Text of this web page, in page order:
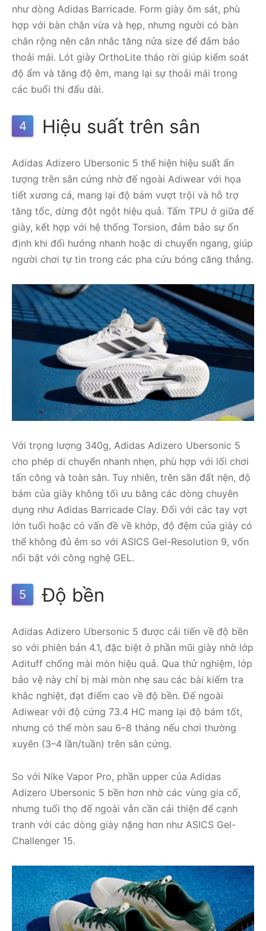
như dòng Adidas Barricade. Form giày ôm sát, phù
hợp với bàn chân vừa và hẹp, nhưng người có bàn
chân rộng nên cân nhắc tăng nửa size để đảm bảo
thoải mái. Lót giày OrthoLite tháo rời giúp kiểm soát
độ ẩm và tăng độ êm, mang lại sự thoải mái trong
các buổi thi đấu dài.
4 Hiệu suất trên sân
Adidas Adizero Ubersonic 5 thể hiện hiệu suất ấn
tượng trên sân cứng nhờ đế ngoài Adiwear với họa
tiết xương cá, mang lại độ bám vượt trội và hỗ trợ
tăng tốc, dừng đột ngột hiệu quả. Tấm TPU ở giữa đế
giày, kết hợp với hệ thống Torsion, đảm bảo sự ổn
định khi đổi hướng nhanh hoặc di chuyển ngang, giúp
người chơi tự tin trong các pha cứu bóng căng thẳng.
Với trọng lượng 340g, Adidas Adizero Ubersonic 5
cho phép di chuyển nhanh nhẹn, phù hợp với lối chơi
tấn công và toàn sân. Tuy nhiên, trên sân đất nện, độ
bám của giày không tối ưu bằng các dòng chuyên
dụng như Adidas Barricade Clay. Đối với các tay vợt
lớn tuổi hoặc có vấn đề về khớp, độ đệm của giày có
thể không đủ êm so với ASICS Gel-Resolution 9, vốn
nổi bật với công nghệ GEL.
5 Độ bền
Adidas Adizero Ubersonic 5 được cải tiến về độ bền
so với phiên bản 4.1, đặc biệt ở phần mũi giày nhờ lớp
Adituff chống mài mòn hiệu quả. Qua thử nghiệm, lớp
bảo vệ này chỉ bị mài mòn nhẹ sau các bài kiểm tra
khắc nghiệt, đạt điểm cao về độ bền. Đế ngoài
Adiwear với độ cứng 73.4 HC mang lại độ bám tốt,
nhưng có thể mòn sau 6–8 tháng nếu chơi thường
xuyên (3–4 lần/tuần) trên sân cứng.
So với Nike Vapor Pro, phần upper của Adidas
Adizero Ubersonic 5 bền hơn nhờ các vùng gia cố,
nhưng tuổi thọ đế ngoài vẫn cần cải thiện để cạnh
tranh với các dòng giày nặng hơn như ASICS Gel-
Challenger 15.